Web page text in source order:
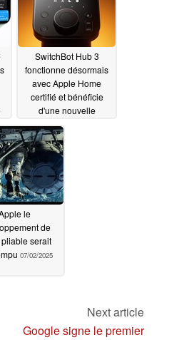
SwitchBot Hub 3
fonctionne désormais
avec Apple Home
certifié et bénéficie
d'une nouvelle
fonctionnalité
le
de
serait
07/02/2025
Next article
Google signe le premier